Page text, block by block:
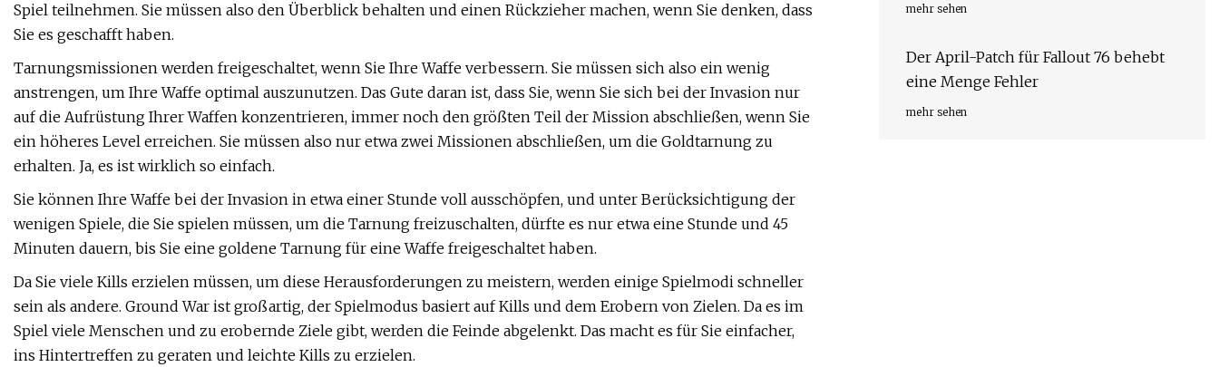
Spiel teilnehmen. Sie müssen also den Überblick behalten und einen Rückzieher machen, wenn Sie denken, dass
Sie es geschafft haben.
Tarnungsmissionen werden freigeschaltet, wenn Sie Ihre Waffe verbessern. Sie müssen sich also ein wenig
anstrengen, um Ihre Waffe optimal auszunutzen. Das Gute daran ist, dass Sie, wenn Sie sich bei der Invasion nur
auf die Aufrüstung Ihrer Waffen konzentrieren, immer noch den größten Teil der Mission abschließen, wenn Sie
ein höheres Level erreichen. Sie müssen also nur etwa zwei Missionen abschließen, um die Goldtarnung zu
erhalten. Ja, es ist wirklich so einfach.
Sie können Ihre Waffe bei der Invasion in etwa einer Stunde voll ausschöpfen, und unter Berücksichtigung der
wenigen Spiele, die Sie spielen müssen, um die Tarnung freizuschalten, dürfte es nur etwa eine Stunde und 45
Minuten dauern, bis Sie eine goldene Tarnung für eine Waffe freigeschaltet haben.
Da Sie viele Kills erzielen müssen, um diese Herausforderungen zu meistern, werden einige Spielmodi schneller
sein als andere. Ground War ist großartig, der Spielmodus basiert auf Kills und dem Erobern von Zielen. Da es im
Spiel viele Menschen und zu erobernde Ziele gibt, werden die Feinde abgelenkt. Das macht es für Sie einfacher,
ins Hintertreffen zu geraten und leichte Kills zu erzielen.
mehr sehen
Der April-Patch für Fallout 76 behebt
eine Menge Fehler
mehr sehen